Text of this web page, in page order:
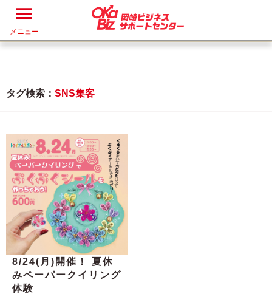
メニュー
タグ検索： SNS集客
8/24(月)開催！ 夏休
みペーパークイリング
体験